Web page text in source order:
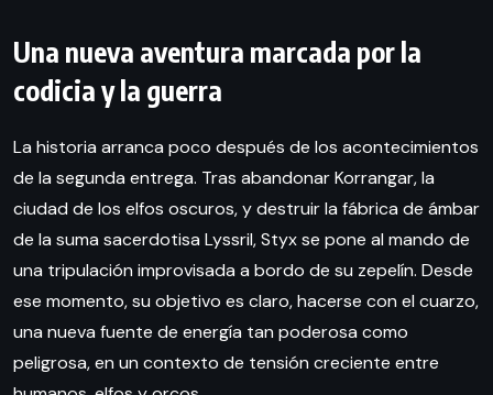
Una nueva aventura marcada por la
codicia y la guerra
La historia arranca poco después de los acontecimientos
de la segunda entrega. Tras abandonar Korrangar, la
ciudad de los elfos oscuros, y destruir la fábrica de ámbar
de la suma sacerdotisa Lyssril, Styx se pone al mando de
una tripulación improvisada a bordo de su zepelín. Desde
ese momento, su objetivo es claro, hacerse con el cuarzo,
una nueva fuente de energía tan poderosa como
peligrosa, en un contexto de tensión creciente entre